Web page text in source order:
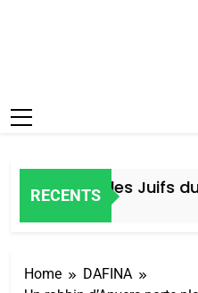
RECENTS
Histoire des Juifs du
Home
DAFINA